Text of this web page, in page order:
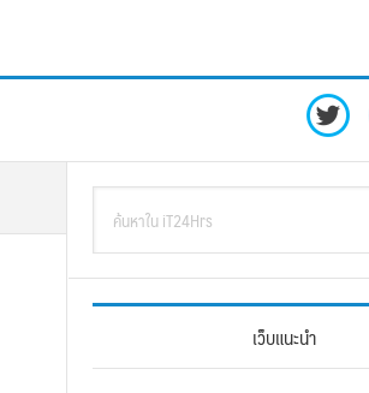
Primary
Sidebar
iT24Hrs
เว็บแนะนำ